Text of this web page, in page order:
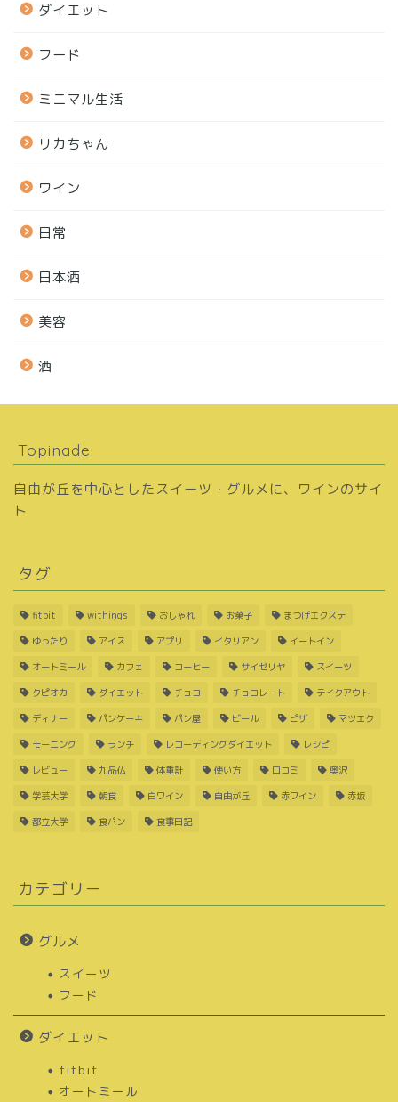
ダイエット
フード
ミニマル生活
リカちゃん
ワイン
日常
日本酒
美容
酒
Topinade
自由が丘を中心としたスイーツ・グルメに、ワインのサイ
ト
タグ
fitbit withings おしゃれ お菓子 まつげエクステ
ゆったり アイス アプリ イタリアン イートイン
オートミール カフェ コーヒー サイゼリヤ スイーツ
タピオカ ダイエット チョコ チョコレート テイクアウト
ディナー パンケーキ パン屋 ビール ピザ マツエク
モーニング ランチ レコーディングダイエット レシピ
レビュー 九品仏 体重計 使い方 口コミ 奥沢
学芸大学 朝食 白ワイン 自由が丘 赤ワイン 赤坂
都立大学 食パン 食事日記
カテゴリー
グルメ
スイーツ
フード
ダイエット
fitbit
オートミール